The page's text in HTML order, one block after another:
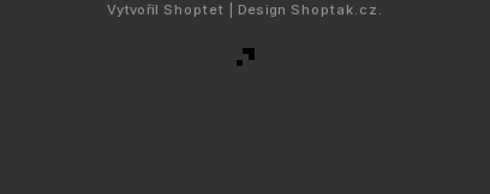
Vytvořil Shoptet | Design Shoptak.cz.